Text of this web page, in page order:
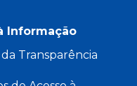
Informação
Transparência